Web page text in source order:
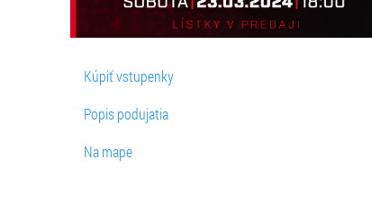
Kúpiť vstupenky
Popis podujatia
Na mape